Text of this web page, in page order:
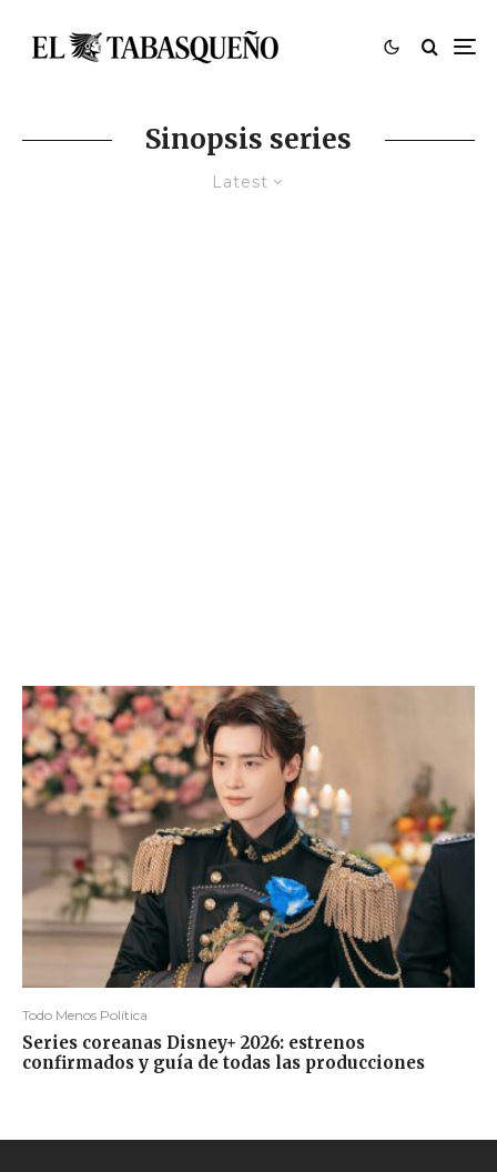
Sinopsis series
Latest
Todo Menos Política
Series coreanas Disney+ 2026: estrenos
confirmados y guía de todas las producciones